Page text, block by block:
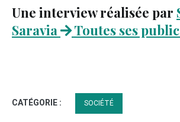
Une interview réalisée par
Saravia
Toutes ses
CATÉGORIE : SOCIÉTÉ